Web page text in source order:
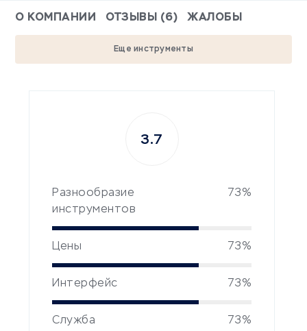
О КОМПАНИИ ОТЗЫВЫ (6) ЖАЛОБЫ
Еще инструменты
Разнообразие
инструментов
73%
Цены 73%
Интерфейс 73%
Служба
73%
3.7